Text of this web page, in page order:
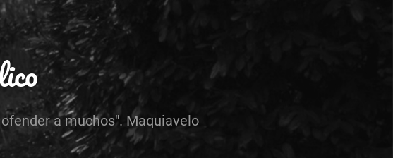
a muchos". Maquiavelo